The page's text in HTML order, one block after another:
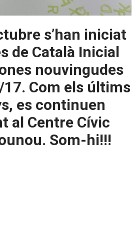
s’han iniciat
de Català Inicial
nouvingudes
Com els últims
es continuen
al Centre Cívic
Som-hi!!!